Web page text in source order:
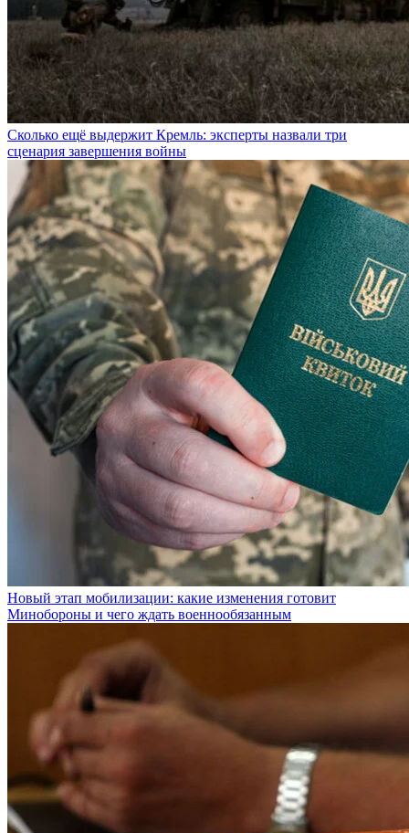
Сколько ещё выдержит Кремль: эксперты назвали три
сценария завершения войны
Новый этап мобилизации: какие изменения готовит
Минобороны и чего ждать военнообязанным